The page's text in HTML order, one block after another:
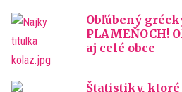
Obľúbený
PLAMEŇOCH!
aj celé obce
Štatistiky,